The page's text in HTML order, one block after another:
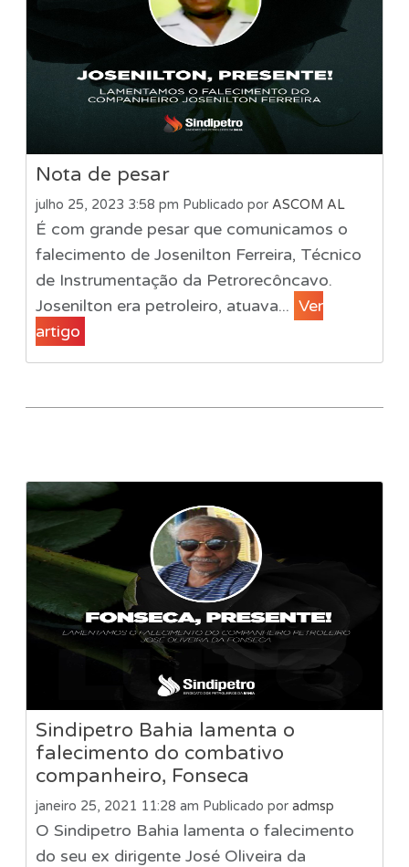
Nota de pesar
julho 25, 2023 3:58 pm Publicado por ASCOM AL
É com grande pesar que comunicamos o
falecimento de Josenilton Ferreira, Técnico
de Instrumentação da Petrorecôncavo.
Josenilton era petroleiro, atuava... Ver
artigo
Sindipetro Bahia lamenta o
falecimento do combativo
companheiro, Fonseca
janeiro 25, 2021 11:28 am Publicado por admsp
O Sindipetro Bahia lamenta o falecimento
do seu ex dirigente José Oliveira da